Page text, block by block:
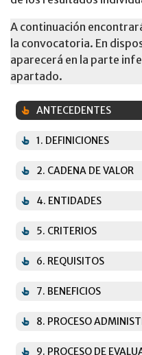
A continuación
la convocatoria. En
aparecerá en la parte
apartado.
ANTECEDENTES
1. DEFINICIONES
2. CADENA DE VALOR
4. ENTIDADES
5. CRITERIOS
6. REQUISITOS
7. BENEFICIOS
8. PROCESO
9. PROCESO DE